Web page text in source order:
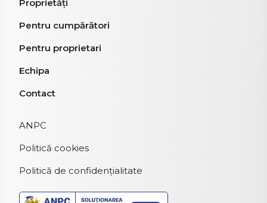
Proprietăți
Pentru cumpărători
Pentru proprietari
Echipa
Contact
ANPC
Politică cookies
Politică de confidențialitate